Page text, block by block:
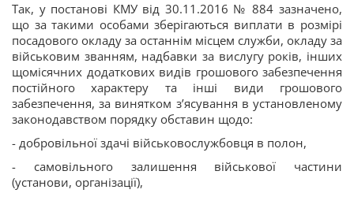
Так, у постанові КМУ від 30.11.2016 № 884 зазначено,
що за такими особами зберігаються виплати в розмірі
посадового окладу за останнім місцем служби, окладу за
військовим званням, надбавки за вислугу років, інших
щомісячних додаткових видів грошового забезпечення
постійного характеру та інші види грошового
забезпечення, за винятком з’ясування в установленому
законодавством порядку обставин щодо:
- добровільної здачі військовослужбовця в полон,
- самовільного залишення військової частини
(установи, організації),